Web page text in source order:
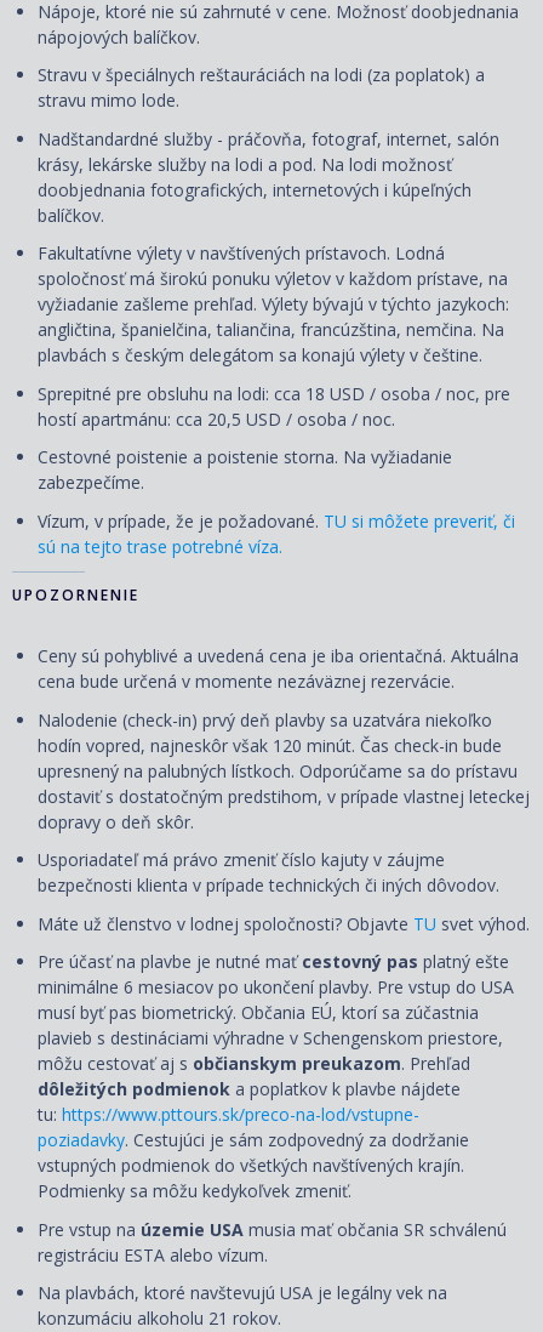
Nápoje, ktoré nie sú zahrnuté v cene. Možnosť doobjednania
nápojových balíčkov.
Stravu v špeciálnych reštauráciách na lodi (za poplatok) a
stravu mimo lode.
Nadštandardné služby - práčovňa, fotograf, internet, salón
krásy, lekárske služby na lodi a pod. Na lodi možnosť
doobjednania fotografických, internetových i kúpeľných
balíčkov.
Fakultatívne výlety v navštívených prístavoch. Lodná
spoločnosť má širokú ponuku výletov v každom prístave, na
vyžiadanie zašleme prehľad. Výlety bývajú v týchto jazykoch:
angličtina, španielčina, taliančina, francúzština, nemčina. Na
plavbách s českým delegátom sa konajú výlety v češtine.
Sprepitné pre obsluhu na lodi: cca 18 USD / osoba / noc, pre
hostí apartmánu: cca 20,5 USD / osoba / noc.
Cestovné poistenie a poistenie storna. Na vyžiadanie
zabezpečíme.
Vízum, v prípade, že je požadované. TU si môžete preveriť, či
sú na tejto trase potrebné víza.
UPOZORNENIE
Ceny sú pohyblivé a uvedená cena je iba orientačná. Aktuálna
cena bude určená v momente nezáväznej rezervácie.
Nalodenie (check-in) prvý deň plavby sa uzatvára niekoľko
hodín vopred, najneskôr však 120 minút. Čas check-in bude
upresnený na palubných lístkoch. Odporúčame sa do prístavu
dostaviť s dostatočným predstihom, v prípade vlastnej leteckej
dopravy o deň skôr.
Usporiadateľ má právo zmeniť číslo kajuty v záujme
bezpečnosti klienta v prípade technických či iných dôvodov.
Máte už členstvo v lodnej spoločnosti? Objavte TU svet výhod.
Pre účasť na plavbe je nutné maťcestovný pas platný ešte
minimálne 6 mesiacov po ukončení plavby. Pre vstup do USA
musí byť pas biometrický. Občania EÚ, ktorí sa zúčastnia
plavieb s destináciami výhradne v Schengenskom priestore,
môžu cestovať aj s občianskym preukazom. Prehľad
dôležitých podmienok a poplatkov k plavbe nájdete
tu: https://www.pttours.sk/preco-na-lod/vstupne-
poziadavky. Cestujúci je sám zodpovedný za dodržanie
vstupných podmienok do všetkých navštívených krajín.
Podmienky sa môžu kedykoľvek zmeniť.
Pre vstup na územie USA musia mať občania SR schválenú
registráciu ESTA alebo vízum.
Na plavbách, ktoré navštevujú USA je legálny vek na
konzumáciu alkoholu 21 rokov.